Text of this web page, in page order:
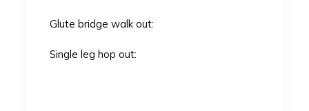
Glute bridge walk out:
Single leg hop out: